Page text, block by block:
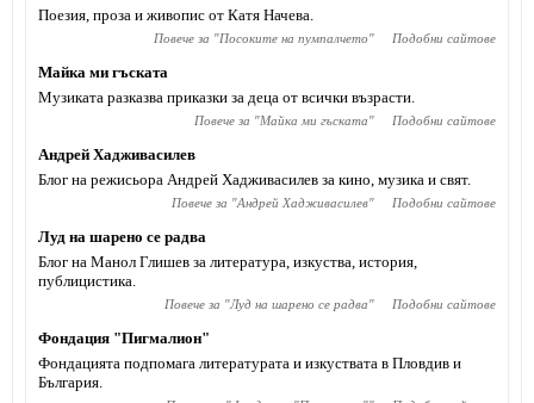
Поезия, проза и живопис от Катя Начева.
Повече за "Посоките на пумпалчето" Подобни сайтове
Майка ми гъската
Музиката разказва приказки за деца от всички възрасти.
Повече за "Майка ми гъската" Подобни сайтове
Андрей Хадживасилев
Блог на режисьора Андрей Хадживасилев за кино, музика и свят.
Повече за "Андрей Хадживасилев" Подобни сайтове
Луд на шарено се радва
Блог на Манол Глишев за литература, изкуства, история,
публицистика.
Повече за "Луд на шарено се радва" Подобни сайтове
Фондация "Пигмалион"
Фондацията подпомага литературата и изкуствата в Пловдив и
България.